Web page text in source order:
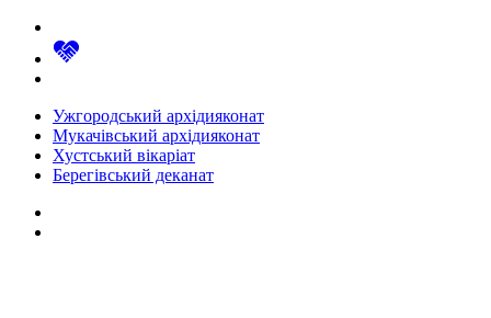
Ужгородський архідияконат
Мукачівський архідияконат
Хустський вікаріат
Берегівський деканат